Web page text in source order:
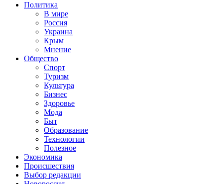
Политика
В мире
Россия
Украина
Крым
Мнение
Общество
Спорт
Туризм
Культура
Бизнес
Здоровье
Мода
Быт
Образование
Технологии
Полезное
Экономика
Происшествия
Выбор редакции